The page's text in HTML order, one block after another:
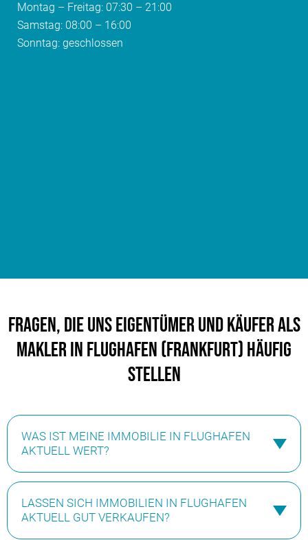
Montag – Freitag: 07:30 – 21:00
Samstag: 08:00 – 16:00
Sonntag: geschlossen
Fragen, die uns Eigentümer und Käufer als
Makler in Flughafen (Frankfurt) häufig
stellen
WAS IST MEINE IMMOBILIE IN FLUGHAFEN
AKTUELL WERT?
Wie viel ist Ihre Immobilie in Frankfurt-Flughafen wert?
Lage, Wohnfläche, Baujahr, Zustand und Ausstattung
LASSEN SICH IMMOBILIEN IN FLUGHAFEN
AKTUELL GUT VERKAUFEN?